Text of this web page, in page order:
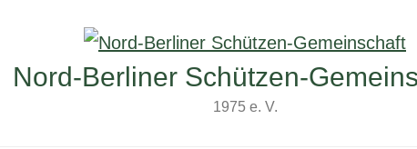
Nord-Berliner Schützen-
1975 e. V.